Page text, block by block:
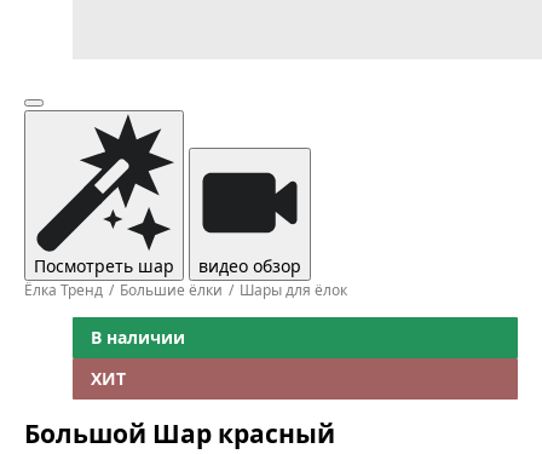
Посмотреть шар видео обзор
Ёлка Тренд Большие ёлки Шары для ёлок
В наличии
ХИТ
Большой Шар красный